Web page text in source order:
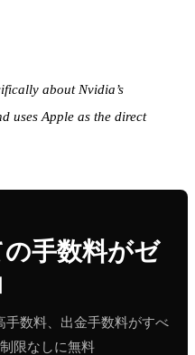
about Nvidia’s
uses Apple as the direct
の手数料がゼ
手数料、出金手数料がすべ
限なしに無料